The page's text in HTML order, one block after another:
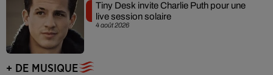
4 août 2026
Tiny Desk invite Charlie Puth pour une
live session solaire
+ DE MUSIQUE